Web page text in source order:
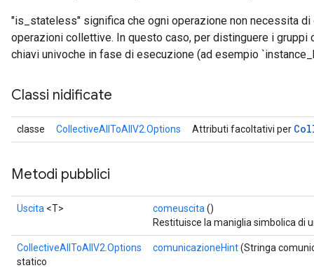
"is_stateless" significa che ogni operazione non necessita
operazioni collettive. In questo caso, per distinguere i
chiavi univoche in fase di esecuzione (ad esempio
Classi nidificate
classe CollectiveAllToAllV2.Options Attributi facoltativi per
Metodi pubblici
Uscita <T> comeuscita ()
Restituisce la maniglia simbolica di
CollectiveAllToAllV2.Options
statico
comunicazioneHint(Stringa